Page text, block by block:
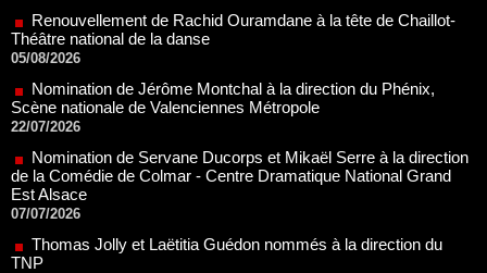
Nomination de Jérôme Montchal à la direction du Phénix,
Scène nationale de Valenciennes Métropole
22/07/2026
Nomination de Servane Ducorps et Mikaël Serre à la direction
de la Comédie de Colmar - Centre Dramatique National Grand
Est Alsace
Thomas Jolly et Laëtitia Guédon nommés à la direction du
TNP
02/07/2026
Fonds SACD Théâtre : les lauréats 2026
23/06/2026